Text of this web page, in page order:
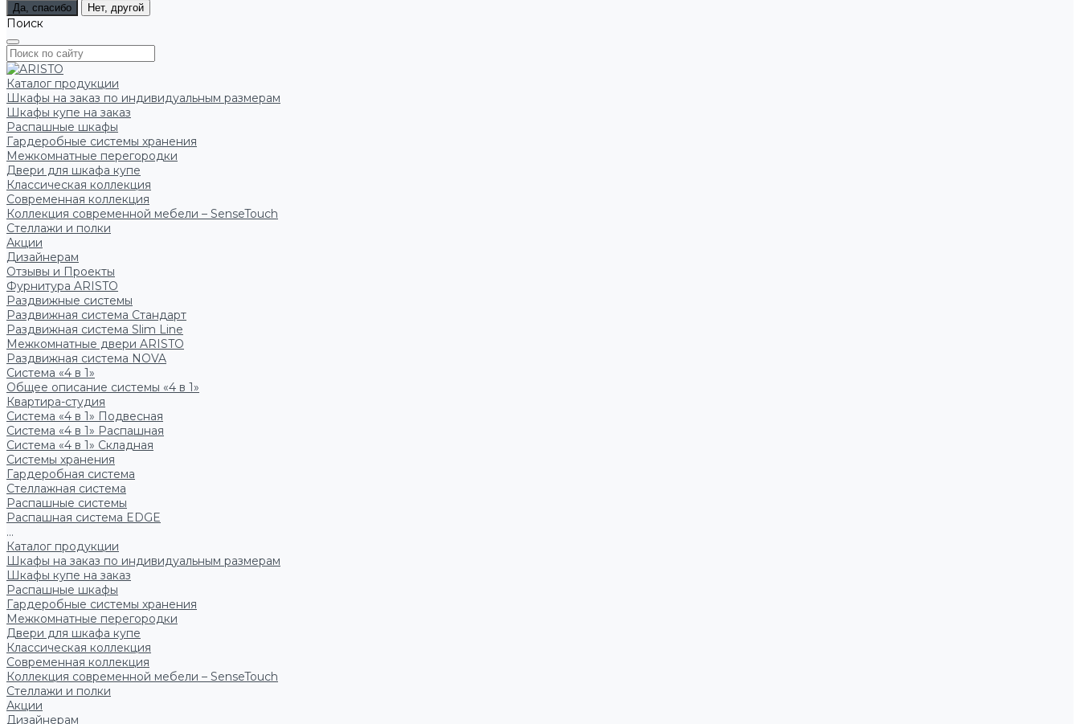
Да, спасибо Нет, другой
Поиск
Каталог продукции
Шкафы на заказ по индивидуальным размерам
Шкафы купе на заказ
Распашные шкафы
Гардеробные системы хранения
Межкомнатные перегородки
Двери для шкафа купе
Классическая коллекция
Современная коллекция
Коллекция современной мебели – SenseTouch
Стеллажи и полки
Акции
Дизайнерам
Отзывы и Проекты
Фурнитура ARISTO
Раздвижные системы
Раздвижная система Стандарт
Раздвижная система Slim Line
Межкомнатные двери ARISTO
Раздвижная система NOVA
Система «4 в 1»
Общее описание системы «4 в 1»
Квартира-студия
Система «4 в 1» Подвесная
Система «4 в 1» Распашная
Система «4 в 1» Складная
Системы хранения
Гардеробная система
Стеллажная система
Распашные системы
Распашная система EDGE
...
Каталог продукции
Шкафы на заказ по индивидуальным размерам
Шкафы купе на заказ
Распашные шкафы
Гардеробные системы хранения
Межкомнатные перегородки
Двери для шкафа купе
Классическая коллекция
Современная коллекция
Коллекция современной мебели – SenseTouch
Стеллажи и полки
Акции
Дизайнерам